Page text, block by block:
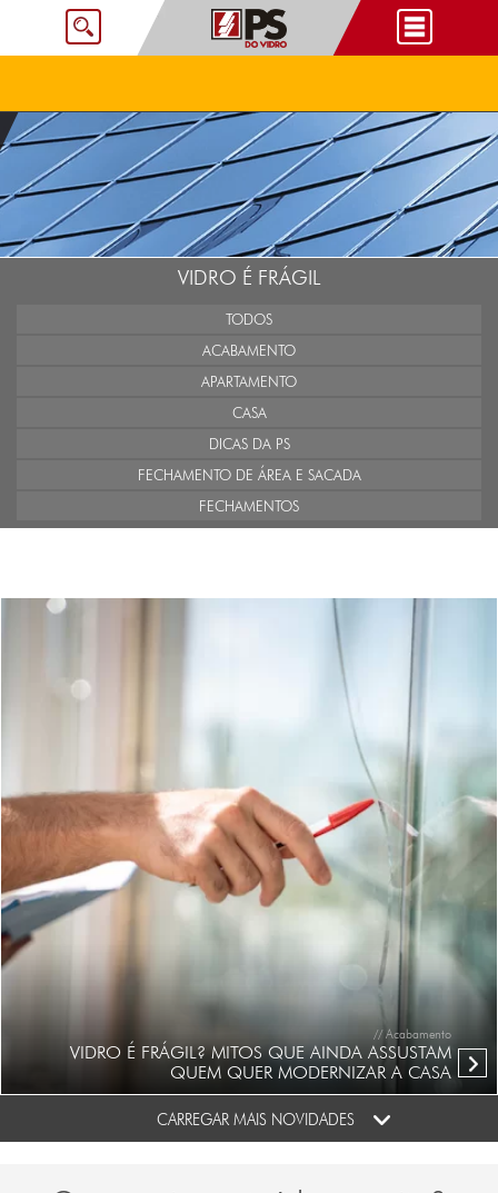
VIDRO É FRÁGIL
TODOS
ACABAMENTO
APARTAMENTO
CASA
DICAS DA PS
FECHAMENTO DE ÁREA E SACADA
FECHAMENTOS
// Acabamento
VIDRO É FRÁGIL? MITOS QUE AINDA ASSUSTAM
QUEM QUER MODERNIZAR A CASA
CARREGAR MAIS NOVIDADES